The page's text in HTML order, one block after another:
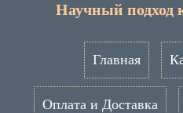
Научный подход
Главная
Оплата и Доставка